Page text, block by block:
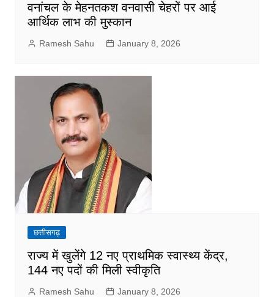
वनांचल के मेहनतकश वनवासी चेहरों पर आई
आर्थिक लाभ की मुस्कान
Ramesh Sahu January 8, 2026
छत्तीसगढ़
राज्य में खुलेंगे 12 नए प्राथमिक स्वास्थ्य केंद्र,
144 नए पदों की मिली स्वीकृति
Ramesh Sahu January 8, 2026